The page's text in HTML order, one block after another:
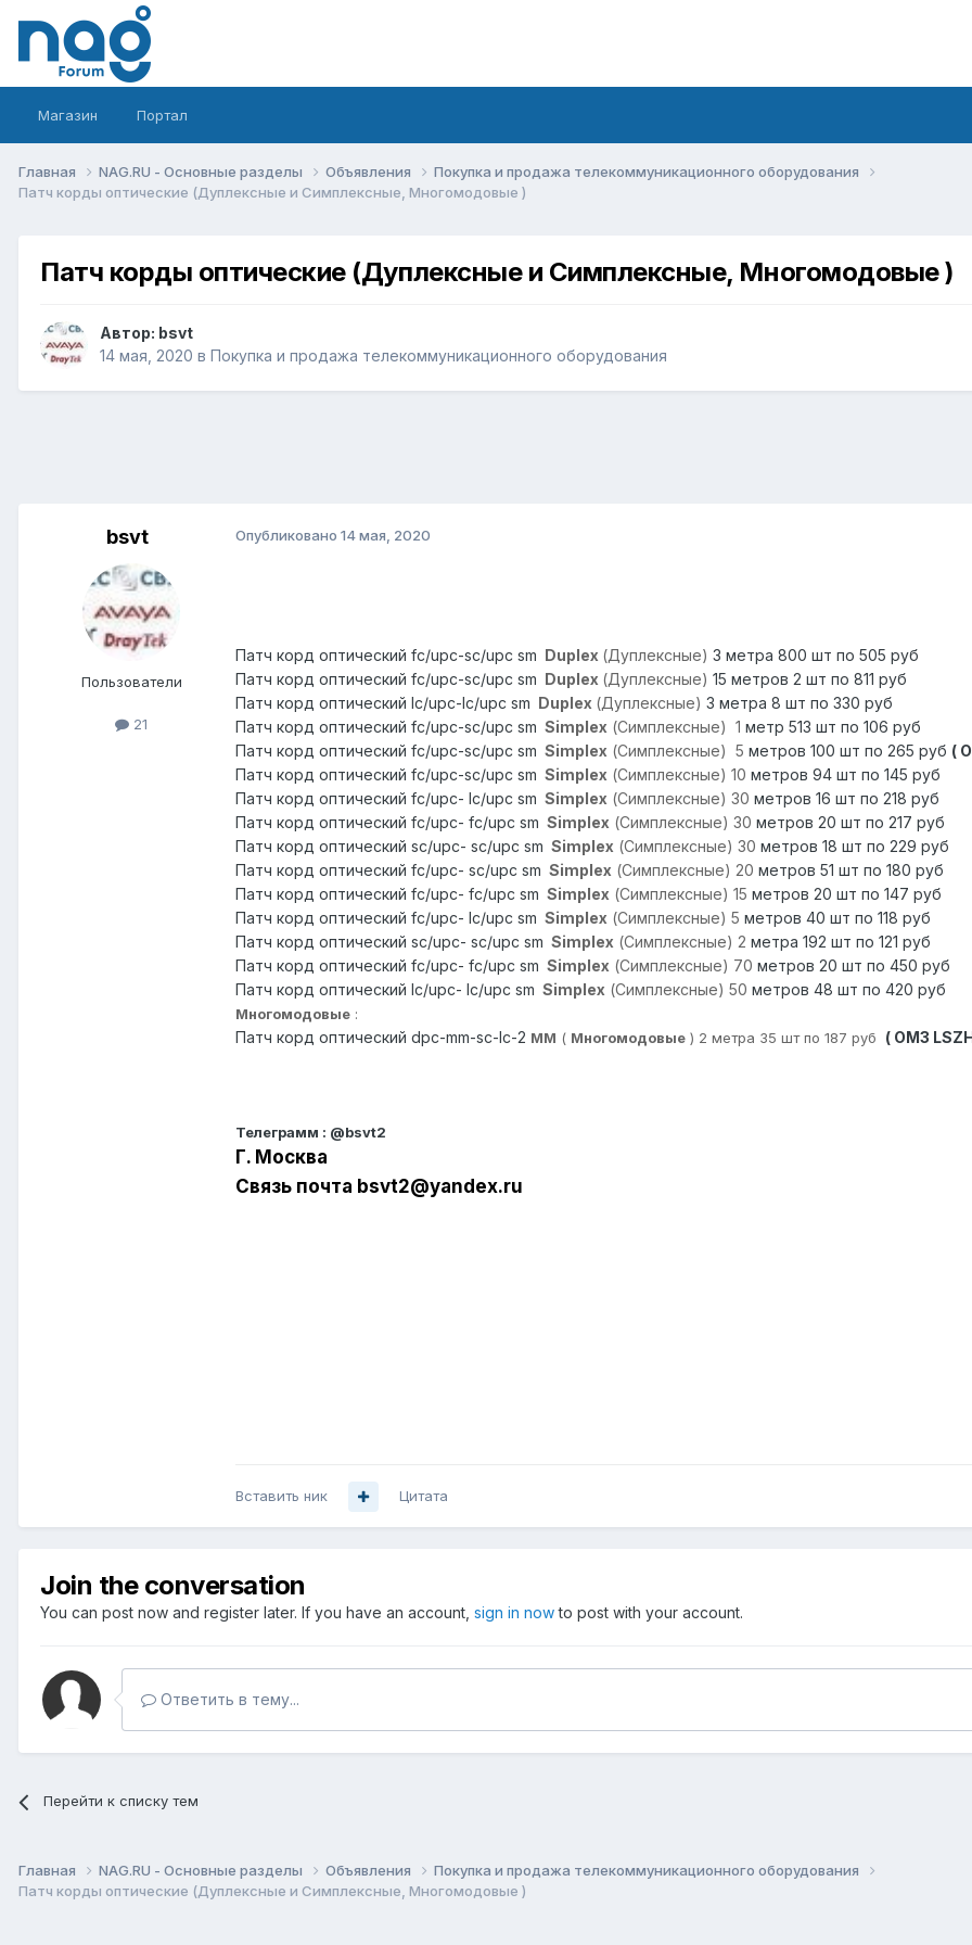
Магазин Портал
Главная NAG.RU - Основные разделы Объявления
Покупка и продажа телекоммуникационного оборудования
Патч корды оптические (Дуплексные и Симплексные, Многомодовые )
Патч корды оптические (Дуплексные и Симплексные, Многомодовые )
Автор: bsvt
14 мая, 2020 в Покупка и продажа телекоммуникационного оборудования
bsvt
Пользователи
21
Опубликовано 14 мая, 2020
Патч корд оптический fc/upc-sc/upc sm Duplex (Дуплексные) 3 метра 800 шт по 505 руб
Патч корд оптический fc/upc-sc/upc sm Duplex (Дуплексные) 15 метров 2 шт по 811 руб
Патч корд оптический lc/upc-lc/upc sm Duplex (Дуплексные) 3 метра 8 шт по 330 руб
Патч корд оптический fc/upc-sc/upc sm Simplex (Симплексные) 1 метр 513 шт по 106 руб
Патч корд оптический fc/upc-sc/upc sm Simplex (Симплексные) 5 метров 100 шт по 265 руб (
Патч корд оптический fc/upc-sc/upc sm Simplex (Симплексные) 10 метров 94 шт по 145 руб
Патч корд оптический fc/upc- lc/upc sm Simplex (Симплексные) 30 метров 16 шт по 218 руб
Патч корд оптический fc/upc- fc/upc sm Simplex (Симплексные) 30 метров 20 шт по 217 руб
Патч корд оптический sc/upc- sc/upc sm Simplex (Симплексные) 30 метров 18 шт по 229 руб
Патч корд оптический fc/upc- sc/upc sm Simplex (Симплексные) 20 метров 51 шт по 180 руб
Патч корд оптический fc/upc- fc/upc sm Simplex (Симплексные) 15 метров 20 шт по 147 руб
Патч корд оптический fc/upc- lc/upc sm Simplex (Симплексные) 5 метров 40 шт по 118 руб
Патч корд оптический sc/upc- sc/upc sm Simplex (Симплексные) 2 метра 192 шт по 121 руб
Патч корд оптический fc/upc- fc/upc sm Simplex (Симплексные) 70 метров 20 шт по 450 руб
Патч корд оптический lc/upc- lc/upc sm Simplex (Симплексные) 50 метров 48 шт по 420 руб
Многомодовые :
Патч корд оптический dpc-mm-sc-lc-2 ММ ( Многомодовые ) 2 метра 35 шт по 187 руб ( OM3
Телеграмм : @bsvt2
Г. Москва
Связь почта bsvt2@yandex.ru
Вставить ник Цитата
Join the conversation
You can post now and register later. If you have an account, sign in nowto post with your account.
Ответить в тему...
Перейти к списку тем
Главная NAG.RU - Основные разделы Объявления
Покупка и продажа телекоммуникационного оборудования
Патч корды оптические (Дуплексные и Симплексные, Многомодовые )